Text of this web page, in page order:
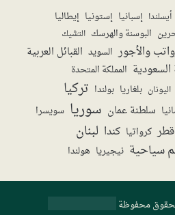
أيسلندا إسبانيا إستونيا إيطاليا
البوسنة والهرسك التشيك
والأجور السويد القبائل العربية
السعودية المملكة المتحدة
اليونان بلغاريا بولندا تركيا
سلطنة عمان سوريا سويسرا
قطر كرواتيا كندا لبنان
سياحية نيجيريا هولندا
محفوظة